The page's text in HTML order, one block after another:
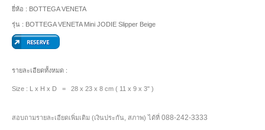
ยี่ห้อ : BOTTEGA VENETA
รุ่น : BOTTEGA VENETA Mini JODIE Slipper Beige
รายละเอียดทั้งหมด :
Size : L x H x D = 28 x 23 x 8 cm ( 11 x 9 x 3" )
สอบถามรายละเอียดเพิ่มเติม (เงินประกัน, สภาพ) ได้ที่ 088-242-3333